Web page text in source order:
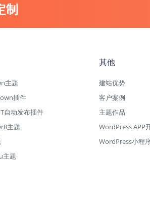
制
主题
插件
自动发布插件
主题
主题
其他
建站优势
客户案例
主题作品
WordPress APP
WordPress小程